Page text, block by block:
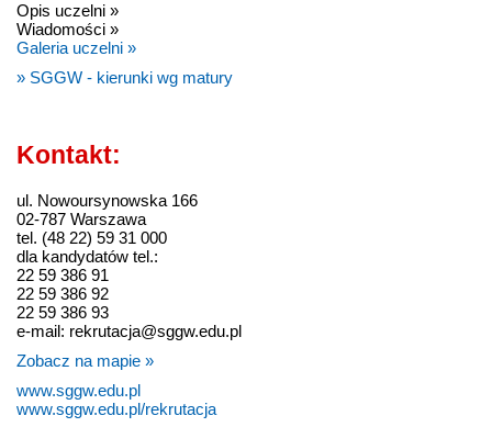
Opis uczelni »
Wiadomości »
Galeria uczelni »
» SGGW - kierunki wg matury
Kontakt:
ul. Nowoursynowska 166
02-787 Warszawa
tel. (48 22) 59 31 000
dla kandydatów tel.:
22 59 386 91
22 59 386 92
22 59 386 93
e-mail: rekrutacja@sggw.edu.pl
Zobacz na mapie »
www.sggw.edu.pl
www.sggw.edu.pl/rekrutacja